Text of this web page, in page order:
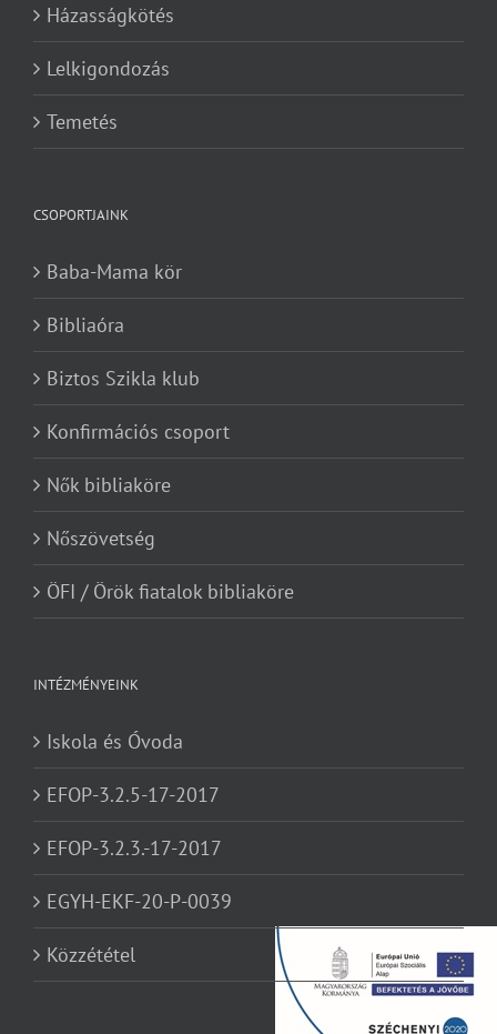
Házasságkötés
Lelkigondozás
Temetés
CSOPORTJAINK
Baba-Mama kör
Bibliaóra
Biztos Szikla klub
Konfirmációs csoport
Nők bibliaköre
Nőszövetség
ÖFI / Örök fiatalok bibliaköre
INTÉZMÉNYEINK
Iskola és Óvoda
EFOP-3.2.5-17-2017
EFOP-3.2.3.-17-2017
EGYH-EKF-20-P-0039
Közzététel